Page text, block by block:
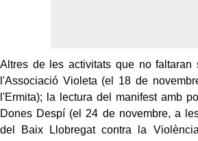
Altres de les activitats que no faltaran
l'Associació Violeta (el 18 de
l'Ermita); la lectura del manifest amb
Dones Despí (el 24 de novembre, a
del Baix Llobregat contra la